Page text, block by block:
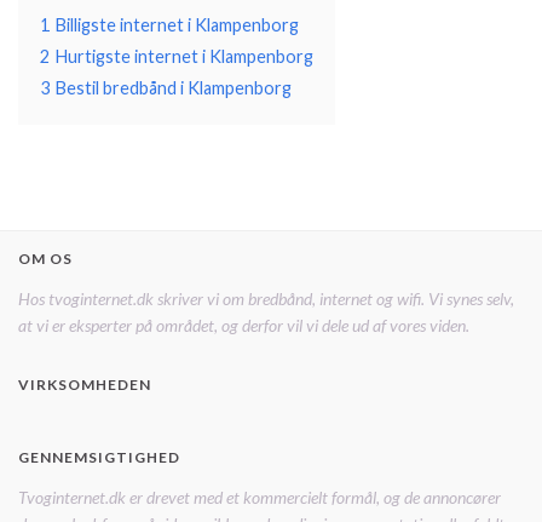
1 Billigste internet i Klampenborg
2 Hurtigste internet i Klampenborg
3 Bestil bredbånd i Klampenborg
OM OS
Hos tvoginternet.dk skriver vi om bredbånd, internet og wifi. Vi synes selv,
at vi er eksperter på området, og derfor vil vi dele ud af vores viden.
VIRKSOMHEDEN
GENNEMSIGTIGHED
Tvoginternet.dk er drevet med et kommercielt formål, og de annoncører